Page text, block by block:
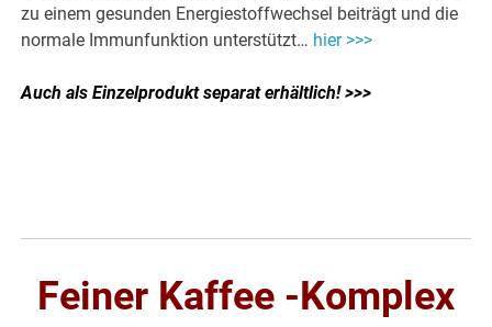
zu einem gesunden Energiestoffwechsel beiträgt und die
normale Immunfunktion unterstützt… hier >>>
Auch als Einzelprodukt separat erhältlich! >>>
Feiner Kaffee -Komplex